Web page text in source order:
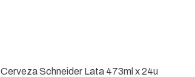
Cerveza Schneider Lata 473ml x 24u